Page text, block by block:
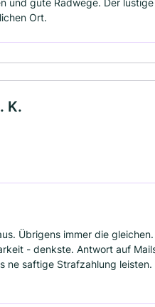
und gute Radwege. Der
Ort.
K.
Übrigens immer die
- denkste. Antwort auf
ne saftige Strafzahlung